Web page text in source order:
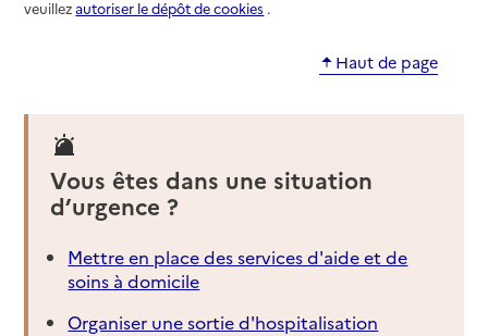
veuillezautoriser le dépôt de cookies .
Haut de page
Vous êtes dans une situation
d’urgence ?
Mettre en place des services d'aide et de
soins à domicile
Organiser une sortie d'hospitalisation